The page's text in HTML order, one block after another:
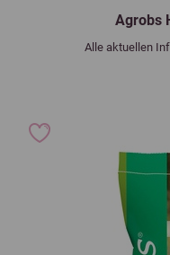
Agrobs
Alle aktuellen